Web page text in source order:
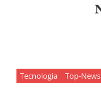
Tecnologia Top-News